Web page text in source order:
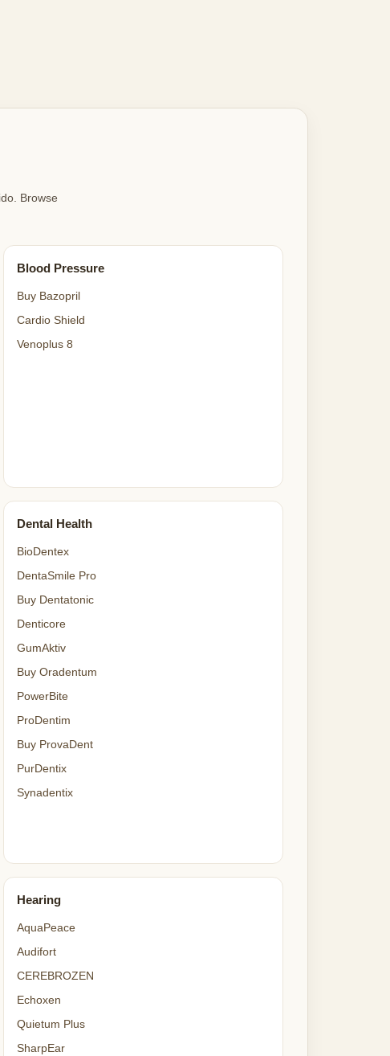
Browse
Blood Pressure
Buy Bazopril
Cardio Shield
Venoplus 8
Dental Health
BioDentex
DentaSmile Pro
Buy Dentatonic
Denticore
GumAktiv
Buy Oradentum
PowerBite
ProDentim
Buy ProvaDent
PurDentix
Synadentix
Hearing
AquaPeace
Audifort
CEREBROZEN
Echoxen
Quietum Plus
SharpEar